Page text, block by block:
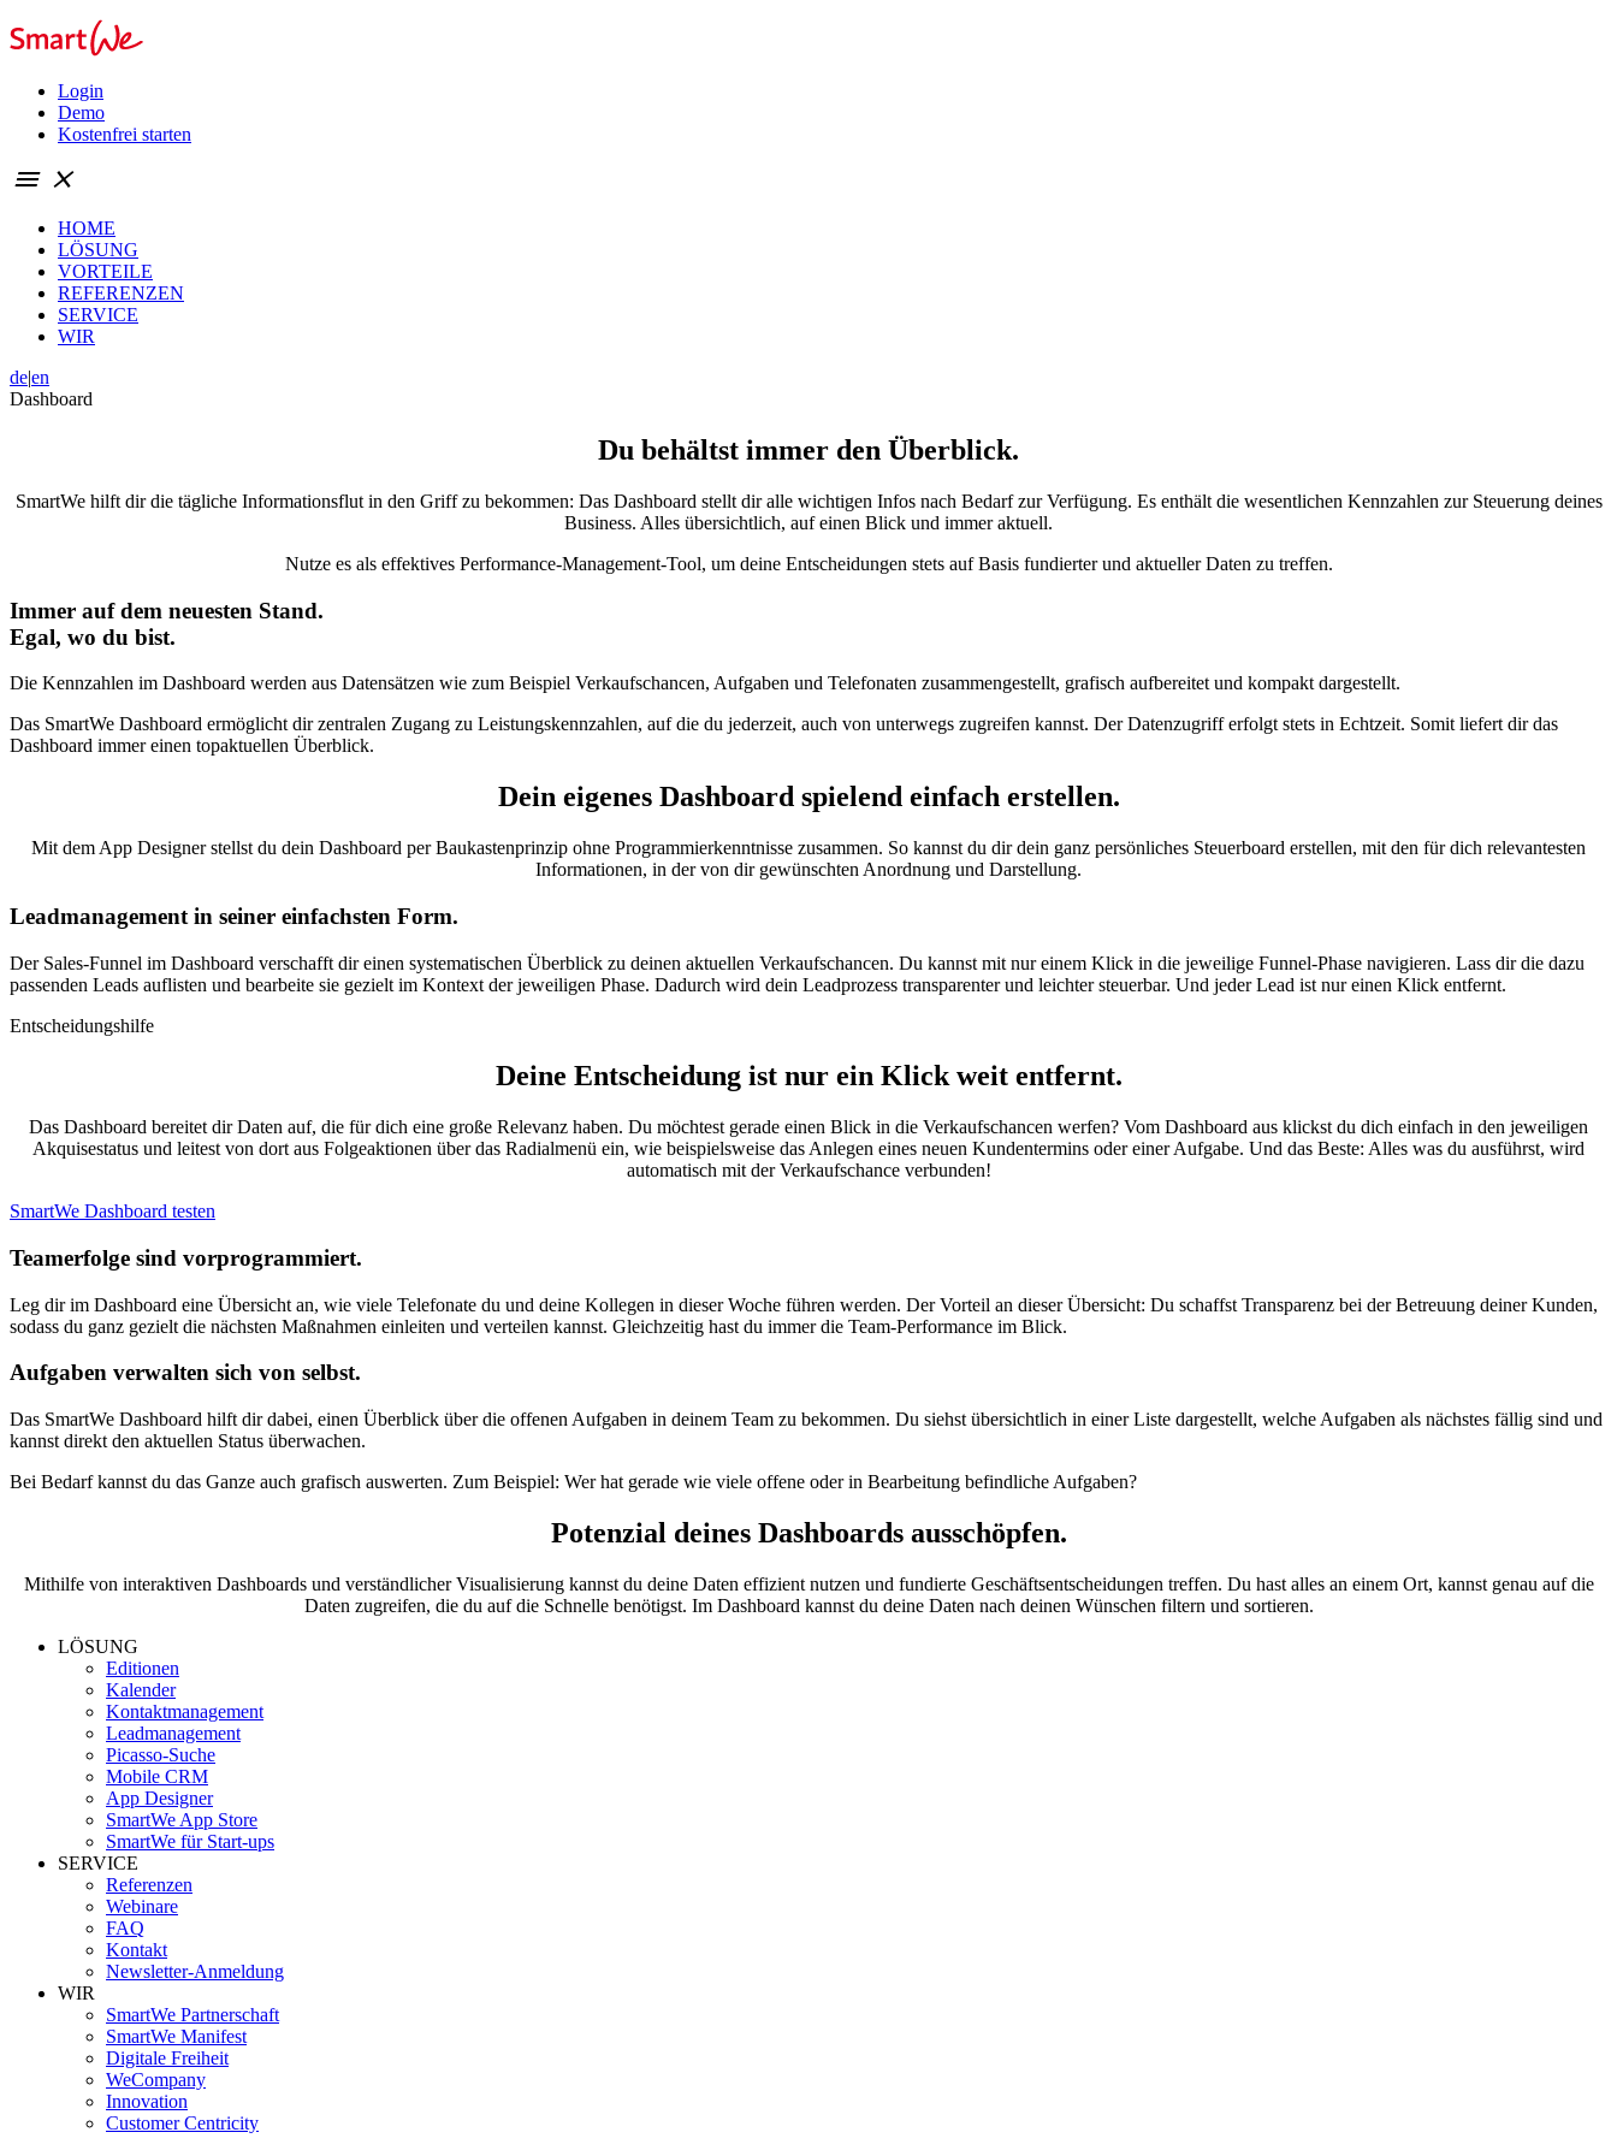
Login
Demo
Kostenfrei starten
menu close
HOME
LÖSUNG
VORTEILE
REFERENZEN
SERVICE
WIR
de|en
Dashboard
Du behältst immer den Überblick.
SmartWe hilft dir die tägliche Informationsflut in den Griff zu bekommen: Das Dashboard stellt dir alle wichtigen Infos nach Bedarf zur Verfügung. Es enthält die wesentlichen Kennzahlen zur Steuerung deines
Business. Alles übersichtlich, auf einen Blick und immer aktuell.
Nutze es als effektives Performance-Management-Tool, um deine Entscheidungen stets auf Basis fundierter und aktueller Daten zu treffen.
Immer auf dem neuesten Stand.
Egal, wo du bist.
Die Kennzahlen im Dashboard werden aus Datensätzen wie zum Beispiel Verkaufschancen, Aufgaben und Telefonaten zusammengestellt, grafisch aufbereitet und kompakt dargestellt.
Das SmartWe Dashboard ermöglicht dir zentralen Zugang zu Leistungskennzahlen, auf die du jederzeit, auch von unterwegs zugreifen kannst. Der Datenzugriff erfolgt stets in Echtzeit. Somit liefert dir das
Dashboard immer einen topaktuellen Überblick.
Dein eigenes Dashboard spielend einfach erstellen.
Mit dem App Designer stellst du dein Dashboard per Baukastenprinzip ohne Programmierkenntnisse zusammen. So kannst du dir dein ganz persönliches Steuerboard erstellen, mit den für dich relevantesten
Informationen, in der von dir gewünschten Anordnung und Darstellung.
Leadmanagement in seiner einfachsten Form.
Der Sales-Funnel im Dashboard verschafft dir einen systematischen Überblick zu deinen aktuellen Verkaufschancen. Du kannst mit nur einem Klick in die jeweilige Funnel-Phase navigieren. Lass dir die dazu
passenden Leads auflisten und bearbeite sie gezielt im Kontext der jeweiligen Phase. Dadurch wird dein Leadprozess transparenter und leichter steuerbar. Und jeder Lead ist nur einen Klick entfernt.
Entscheidungshilfe
Deine Entscheidungist nur ein Klick weit entfernt.
Das Dashboard bereitet dir Daten auf, die für dich eine große Relevanz haben. Du möchtest gerade einen Blick in die Verkaufschancen werfen? Vom Dashboard aus klickst du dich einfach in den jeweiligen
Akquisestatus und leitest von dort aus Folgeaktionen über das Radialmenü ein, wie beispielsweise das Anlegen eines neuen Kundentermins oder einer Aufgabe. Und das Beste: Alles was du ausführst, wird
automatisch mit der Verkaufschance verbunden!
SmartWe Dashboard testen
Teamerfolge sind vorprogrammiert.
Leg dir im Dashboard eine Übersicht an, wie viele Telefonate du und deine Kollegen in dieser Woche führen werden. Der Vorteil an dieser Übersicht: Du schaffst Transparenz bei der Betreuung deiner Kunden,
sodass du ganz gezielt die nächsten Maßnahmen einleiten und verteilen kannst. Gleichzeitig hast du immer die Team-Performance im Blick.
Aufgaben verwalten sich von selbst.
Das SmartWe Dashboard hilft dir dabei, einen Überblick über die offenen Aufgaben in deinem Team zu bekommen. Du siehst übersichtlich in einer Liste dargestellt, welche Aufgaben als nächstes fällig sind und
kannst direkt den aktuellen Status überwachen.
Bei Bedarf kannst du das Ganze auch grafisch auswerten. Zum Beispiel: Wer hat gerade wie viele offene oder in Bearbeitung befindliche Aufgaben?
Potenzial deines Dashboards ausschöpfen.
Mithilfe von interaktiven Dashboards und verständlicher Visualisierung kannst du deine Daten effizient nutzen und fundierte Geschäftsentscheidungen treffen. Du hast alles an einem Ort, kannst genau auf die
Daten zugreifen, die du auf die Schnelle benötigst. Im Dashboard kannst du deine Daten nach deinen Wünschen filtern und sortieren.
LÖSUNG
Editionen
Kalender
Kontaktmanagement
Leadmanagement
Picasso-Suche
Mobile CRM
App Designer
SmartWe App Store
SmartWe für Start-ups
SERVICE
Referenzen
Webinare
FAQ
Kontakt
Newsletter-Anmeldung
WIR
SmartWe Partnerschaft
SmartWe Manifest
Digitale Freiheit
WeCompany
Innovation
Customer Centricity